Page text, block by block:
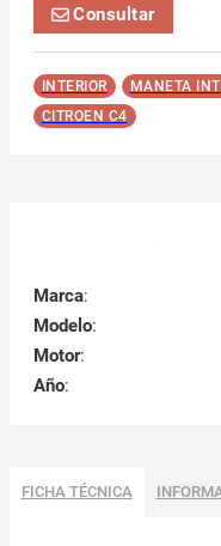
Consultar
INTERIOR
MANETA
CITROEN C4
Marca:
Modelo:
Motor:
Año:
FICHA TÉCNICA